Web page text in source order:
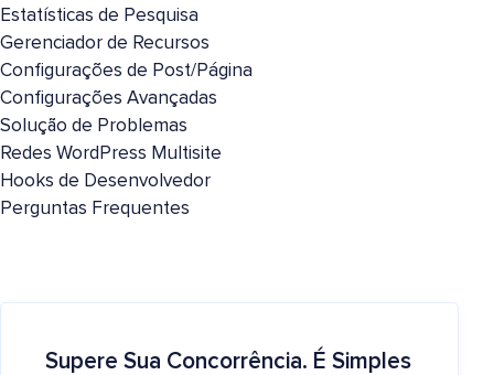
Estatísticas de Pesquisa
Gerenciador de Recursos
Configurações de Post/Página
Configurações Avançadas
Solução de Problemas
Redes WordPress Multisite
Hooks de Desenvolvedor
Perguntas Frequentes
Supere Sua Concorrência. É Simples